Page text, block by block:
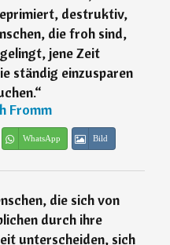
destruktiv,
die froh sind,
jene Zeit
ständig einzusparen
“
Fromm
WhatsApp Bild
die sich von
durch ihre
unterscheiden, sich